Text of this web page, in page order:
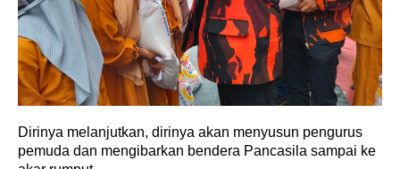
Dirinya melanjutkan, dirinya akan menyusun pengurus
pemuda dan mengibarkan bendera Pancasila sampai ke